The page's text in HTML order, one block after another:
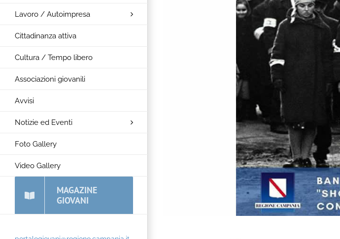
Lavoro / Autoimpresa
Cittadinanza attiva
Cultura / Tempo libero
Associazioni giovanili
Avvisi
Notizie ed Eventi
Foto Gallery
Video Gallery
MAGAZINE
GIOVANI